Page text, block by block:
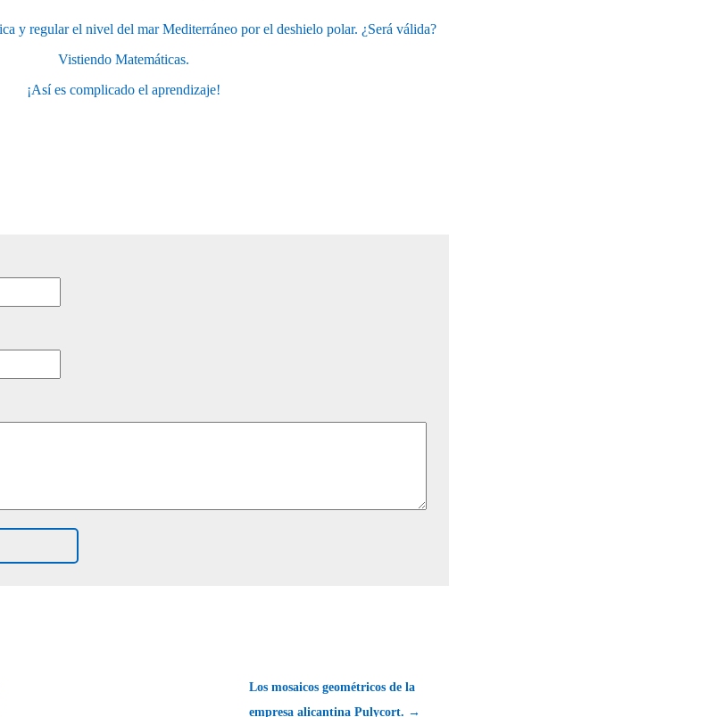
y regular el nivel del mar Mediterráneo por el deshielo polar. ¿Será válida?
Vistiendo Matemáticas.
¡Así es complicado el aprendizaje!
Los mosaicos geométricos de la
empresa alicantina Pulycort. →